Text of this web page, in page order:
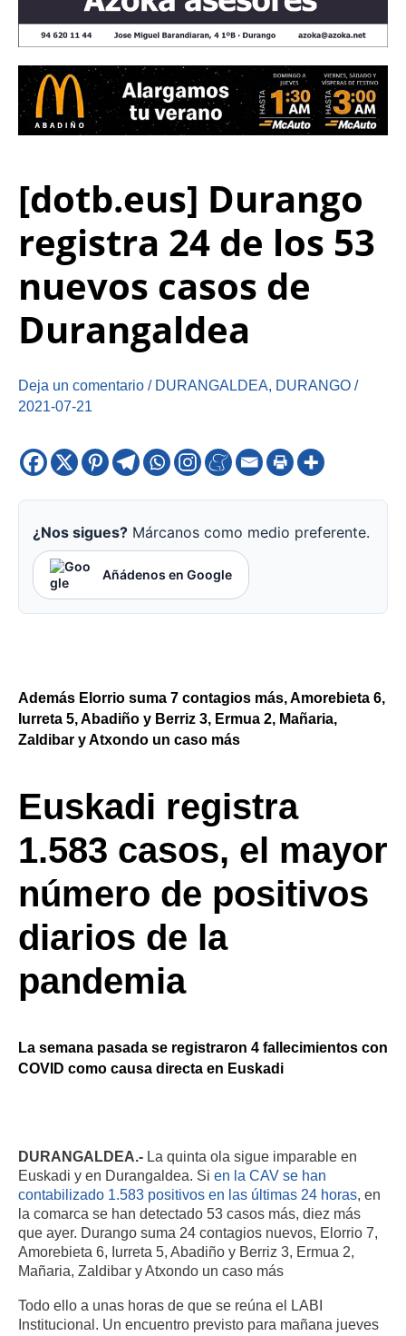
[dotb.eus] Durango
registra 24 de los 53
nuevos casos de
Durangaldea
Deja un comentario / DURANGALDEA, DURANGO /
2021-07-21
¿Nos sigues? Márcanos como medio preferente.
Añádenos en Google
Además Elorrio suma 7 contagios más, Amorebieta 6,
Iurreta 5, Abadiño y Berriz 3, Ermua 2, Mañaria,
Zaldibar y Atxondo un caso más
Euskadi registra
1.583 casos, el mayor
número de positivos
diarios de la
pandemia
La semana pasada se registraron 4 fallecimientos con
COVID como causa directa en Euskadi
DURANGALDEA.- La quinta ola sigue imparable en
Euskadi y en Durangaldea. Si en la CAV se han
contabilizado 1.583 positivos en las últimas 24 horas, en
la comarca se han detectado 53 casos más, diez más
que ayer. Durango suma 24 contagios nuevos, Elorrio 7,
Amorebieta 6, Iurreta 5, Abadiño y Berriz 3, Ermua 2,
Mañaria, Zaldibar y Atxondo un caso más
Todo ello a unas horas de que se reúna el LABI
Institucional. Un encuentro previsto para mañana jueves